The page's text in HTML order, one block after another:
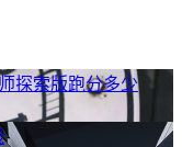
探索版跑分多少